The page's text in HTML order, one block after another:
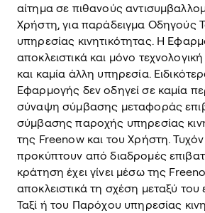
αίτημα σε πιθανούς
Χρήστη, για παράδειγμα Οδηγούς
υπηρεσίας κινητικότητας. Η
αποκλειστικά και μόνο
και καμία άλλη υπηρεσία.
Εφαρμογής δεν οδηγεί σε καμία
σύναψη σύμβασης μεταφοράς
σύμβασης παροχής υπηρεσίας
της Freenow και του Χρήστη.
προκύπτουν από διαδρομές
κράτηση έχει γίνει μέσω της
αποκλειστικά τη σχέση μεταξύ
Ταξί ή του Παρόχου υπηρεσίας